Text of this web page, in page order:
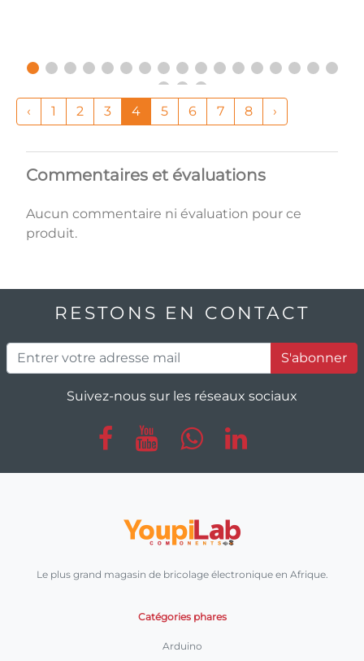
‹ 1 2 3 4 5 6 7 8 ›
Commentaires et évaluations
Aucun commentaire ni évaluation pour ce
produit.
RESTONS EN CONTACT
S'abonner
Suivez-nous sur les réseaux sociaux
Le plus grand magasin de bricolage électronique en Afrique.
Catégories phares
Arduino